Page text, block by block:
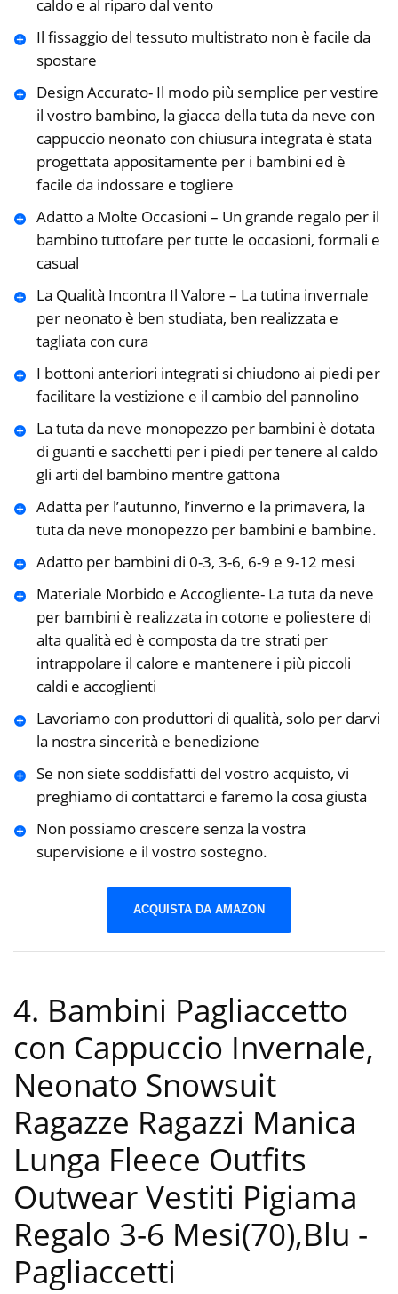
caldo e al riparo dal vento
Il fissaggio del tessuto multistrato non è facile da
spostare
Design Accurato- Il modo più semplice per vestire
il vostro bambino, la giacca della tuta da neve con
cappuccio neonato con chiusura integrata è stata
progettata appositamente per i bambini ed è
facile da indossare e togliere
Adatto a Molte Occasioni – Un grande regalo per il
bambino tuttofare per tutte le occasioni, formali e
casual
La Qualità Incontra Il Valore – La tutina invernale
per neonato è ben studiata, ben realizzata e
tagliata con cura
I bottoni anteriori integrati si chiudono ai piedi per
facilitare la vestizione e il cambio del pannolino
La tuta da neve monopezzo per bambini è dotata
di guanti e sacchetti per i piedi per tenere al caldo
gli arti del bambino mentre gattona
Adatta per l’autunno, l’inverno e la primavera, la
tuta da neve monopezzo per bambini e bambine.
Adatto per bambini di 0-3, 3-6, 6-9 e 9-12 mesi
Materiale Morbido e Accogliente- La tuta da neve
per bambini è realizzata in cotone e poliestere di
alta qualità ed è composta da tre strati per
intrappolare il calore e mantenere i più piccoli
caldi e accoglienti
Lavoriamo con produttori di qualità, solo per darvi
la nostra sincerità e benedizione
Se non siete soddisfatti del vostro acquisto, vi
preghiamo di contattarci e faremo la cosa giusta
Non possiamo crescere senza la vostra
supervisione e il vostro sostegno.
ACQUISTA DA AMAZON
4. Bambini Pagliaccetto
con Cappuccio Invernale,
Neonato Snowsuit
Ragazze Ragazzi Manica
Lunga Fleece Outfits
Outwear Vestiti Pigiama
Regalo 3-6 Mesi(70),Blu -
Pagliaccetti